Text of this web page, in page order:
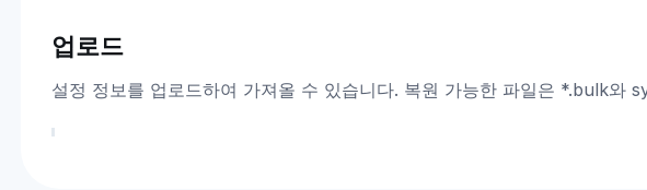
업로드
설정 정보를 업로드하여 가져올 수 있습니다. 복원 가능한 파일은 *.bulk와